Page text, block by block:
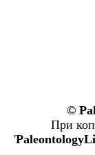
©
При
'